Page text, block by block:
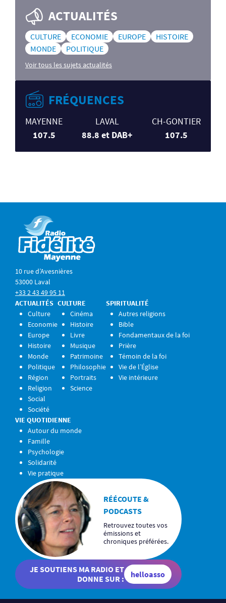
ACTUALITÉS
CULTURE ECONOMIE EUROPE
HISTOIRE
MONDE
POLITIQUE
Voir tous les sujets actualités
FRÉQUENCES
MAYENNE
107.5
LAVAL
88.8 et DAB+
CH-GONTIER
107.5
10 rue d’Avesnières
53000 Laval
+33 2 43 49 95 11
ACTUALITÉS
Culture
Economie
Europe
Histoire
Monde
Politique
Région
Religion
Social
Société
CULTURE
Cinéma
Histoire
Livre
Musique
Patrimoine
Philosophie
Portraits
Science
SPIRITUALITÉ
Autres religions
Bible
Fondamentaux de la foi
Prière
Témoin de la foi
Vie de l’Église
Vie intérieure
VIE QUOTIDIENNE
Autour du monde
Famille
Psychologie
Solidarité
Vie pratique
RÉÉCOUTE &
PODCASTS
Retrouvez toutes vos
émissions et
chroniques préférées.
JE SOUTIENS MA RADIO ET
DONNE SUR :
helloasso